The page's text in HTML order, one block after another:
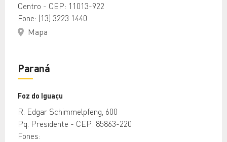
Centro - CEP: 11013-922
Fone: (13) 3223 1440
Mapa
Paraná
Foz do Iguaçu
R. Edgar Schimmelpfeng, 600
Pq. Presidente - CEP: 85863-220
Fones: